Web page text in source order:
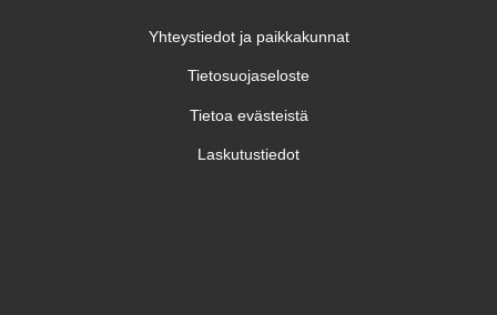
Yhteystiedot ja paikkakunnat
Tietosuojaseloste
Tietoa evästeistä
Laskutustiedot